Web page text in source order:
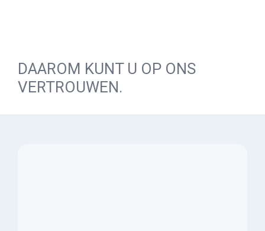
DAAROM KUNT U OP ONS
VERTROUWEN.